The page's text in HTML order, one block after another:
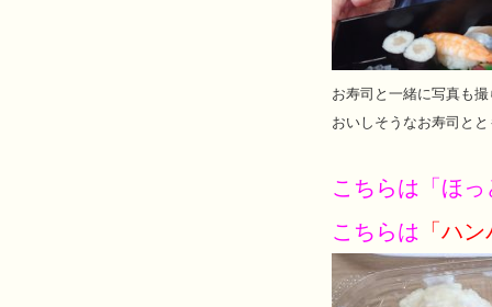
お寿司と一緒に写真も
おいしそうなお寿司と
こちらは「ほ
こちらは 「ハ